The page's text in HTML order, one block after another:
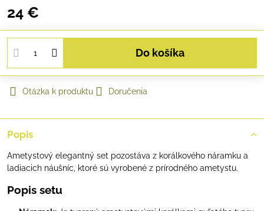
24 €
Do košíka
Otázka k produktu Doručenia
Popis
Ametystový elegantný set pozostáva z korálkového náramku a
ladiacich náušníc, ktoré sú vyrobené z prírodného ametystu.
Popis setu